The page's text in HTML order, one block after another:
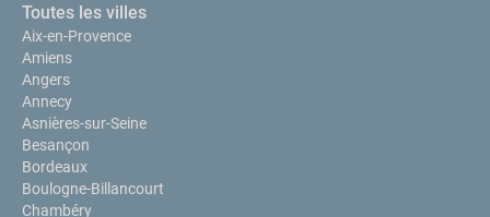
Toutes les villes
Aix-en-Provence
Amiens
Angers
Annecy
Asnières-sur-Seine
Besançon
Bordeaux
Boulogne-Billancourt
Chambéry